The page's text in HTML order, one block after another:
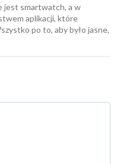
jest smartwatch, a w
aplikacji, które
po to, aby było jasne,